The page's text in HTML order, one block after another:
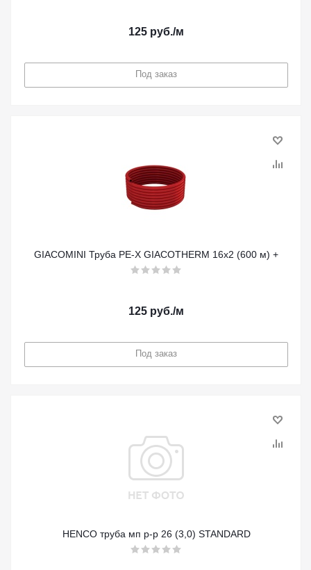
125 руб./м
Под заказ
GIACOMINI Труба PE-X GIACOTHERM 16x2 (600 м) +
125 руб./м
Под заказ
HENCO труба мп р-р 26 (3,0) STANDARD